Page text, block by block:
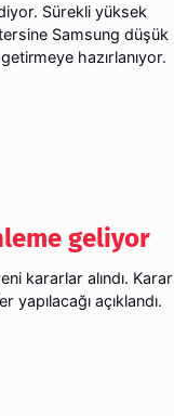
Sürekli yüksek
Samsung düşük
hazırlanıyor.
geliyor
kararlar alındı. Karar
açıklandı.